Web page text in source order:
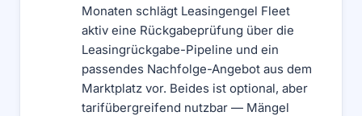
Monaten schlägt Leasingengel Fleet
aktiv eine Rückgabeprüfung über die
Leasingrückgabe-Pipeline und ein
passendes Nachfolge-Angebot aus dem
Marktplatz vor. Beides ist optional, aber
tarifübergreifend nutzbar — Mängel